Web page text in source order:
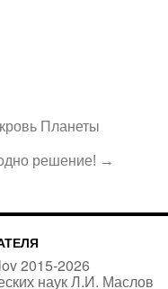
Планеты
решение! →
2015-2026
наук Л.И. Маслов